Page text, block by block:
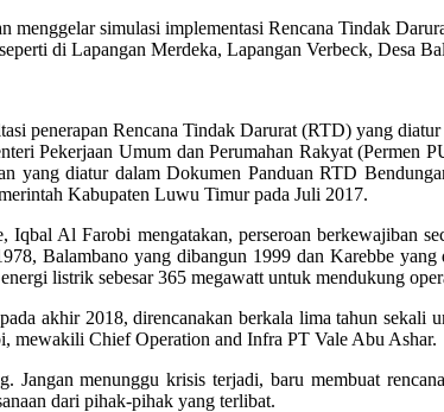
menggelar simulasi implementasi Rencana Tindak
di Lapangan Merdeka, Lapangan Verbeck, Desa
penerapan Rencana Tindak Darurat (RTD) yang
Pekerjaan Umum dan Perumahan Rakyat (Permen
yang diatur dalam Dokumen Panduan RTD
Kabupaten Luwu Timur pada Juli 2017.
Al Farobi mengatakan, perseroan berkewajiban
Balambano yang dibangun 1999 dan Karebbe
listrik sebesar 365 megawatt untuk mendukung
akhir 2018, direncanakan berkala lima tahun sekali
mewakili Chief Operation and Infra PT Vale Abu Ashar.
Jangan menunggu krisis terjadi, baru membuat
dari pihak-pihak yang terlibat.